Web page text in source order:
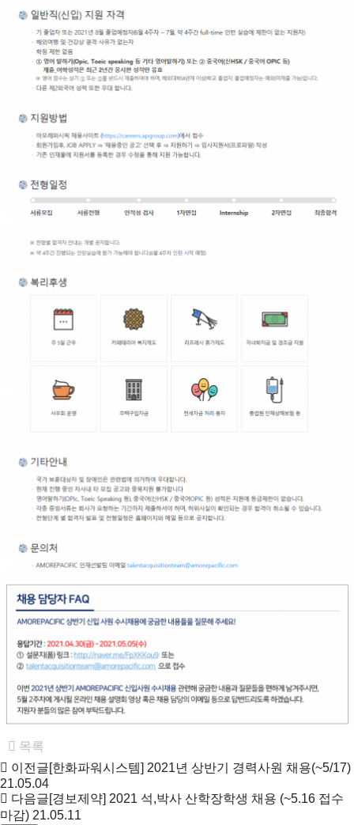
목록
이전글[한화파워시스템] 2021년 상반기 경력사원 채용(~5/17)
21.05.04
다음글[경보제약] 2021 석,박사 산학장학생 채용 (~5.16 접수
마감) 21.05.11